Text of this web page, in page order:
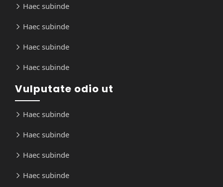
Haec subinde
Haec subinde
Haec subinde
Haec subinde
Vulputate odio ut
Haec subinde
Haec subinde
Haec subinde
Haec subinde